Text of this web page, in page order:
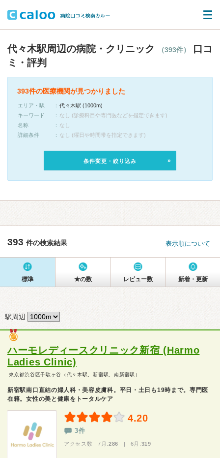
代々木駅周辺の病院・クリニック （393件）
口コ
ミ・評判
393件の医療機関が見つかりました
エリア・駅
代々木駅 (1000m)
キーワード
なし (診療科目や専門医などを指定できます)
名称
なし
詳細条件
なし (曜日や時間帯を指定できます)
条件変更・絞り込み
393 件の検索結果 表示順について
標準 ★の数 レビュー数 新着・更新
駅周辺
ハーモレディースクリニック新宿 (Harmo
Ladies Clinic)
東京都渋谷区千駄ヶ谷（代々木駅、新宿駅、南新宿駅）
新宿駅南口直結の婦人科・美容皮膚科。平日・土日も19時まで。専門医
在籍。女性の美と健康をトータルケア
4.20
3件
アクセス数 7月:286 | 6月:319